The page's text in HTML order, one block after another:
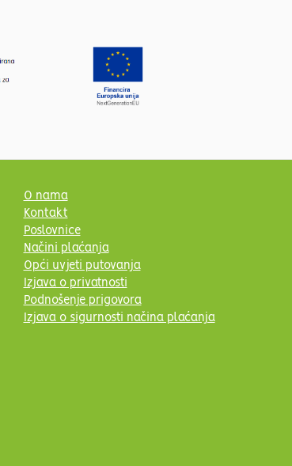
O nama
Kontakt
Poslovnice
Načini plaćanja
Opći uvjeti putovanja
Izjava o privatnosti
Podnošenje prigovora
Izjava o sigurnosti načina plaćanja